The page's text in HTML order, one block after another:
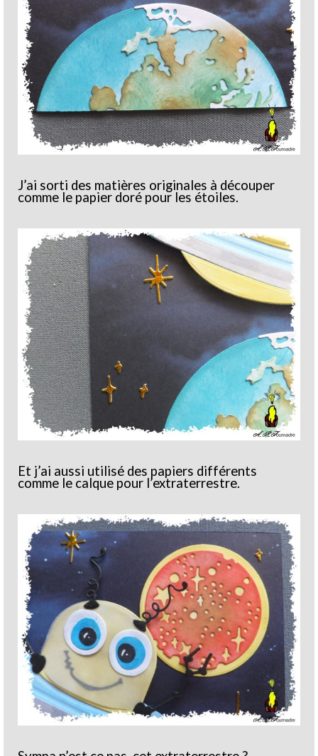
J’ai sorti des matières originales à découper
comme le papier doré pour les étoiles.
Et j’ai aussi utilisé des papiers différents
comme le calque pour l’extraterrestre.